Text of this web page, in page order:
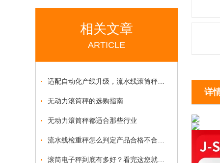
相关文章
ARTICLE
无动力滚筒秤的选购指南
无动力滚筒秤都适合那些行业
详